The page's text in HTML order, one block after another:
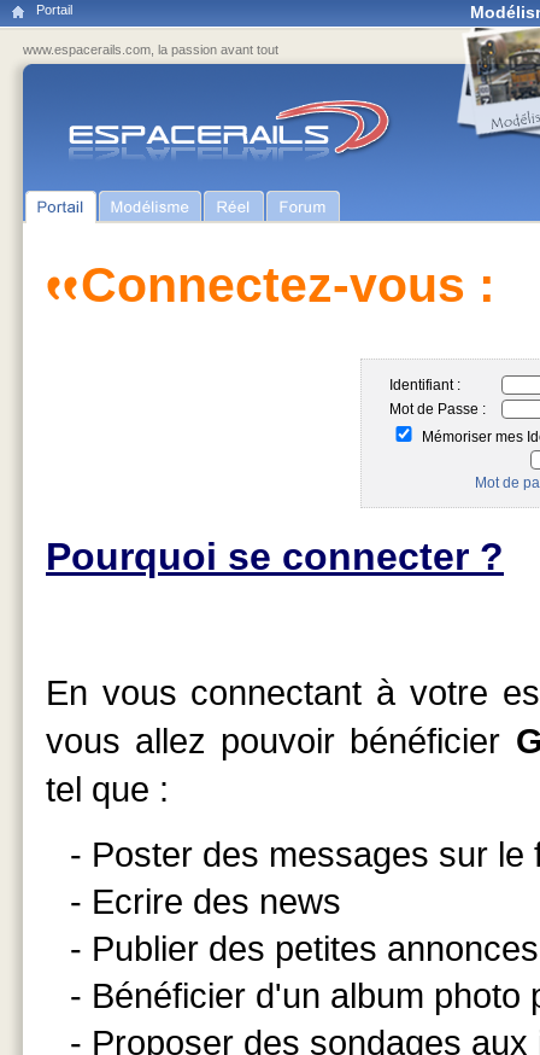
Portail
www.espacerails.com, la passion avant tout
Connectez-vous :
Identifiant :
Mot de Passe :
Mémoriser mes
Mot de
Pourquoi se connecter ?
En vous connectant à votre
vous allez pouvoir bénéficier
tel que :
- Poster des messages sur le
- Ecrire des news
- Publier des petites annonces
- Bénéficier d'un album
- Proposer des sondages aux